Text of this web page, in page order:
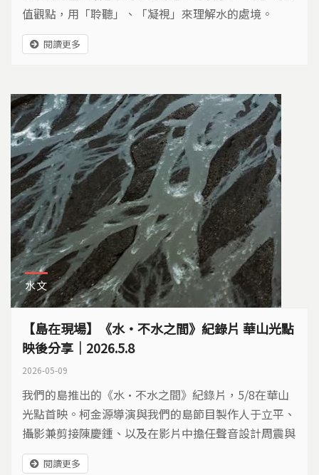
值觀點，用「聆聽」、「凝視」來理解水的處境。
閱讀更多
水文
【島在現場】《水・不水之間》紀錄片 華山光點
映後分享｜2026.5.8
2026-05-09
我們的島推出的《水·不水之間》紀錄片，5/8在華山
光點首映。柯金源導演與我們的島節目製作人于立平、
攝影兼剪接陳慶鍾、以及在影片中擔任聲音設計周震與
配樂的音樂家許景淳出席，與現場觀眾進行映後座談。
閱讀更多